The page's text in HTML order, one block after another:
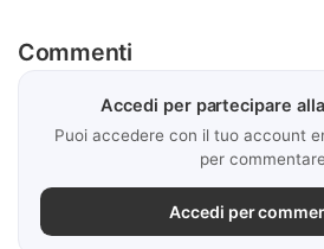
Commenti
Accedi per partecipare
Puoi accedere con il tuo account
per
Accedi per